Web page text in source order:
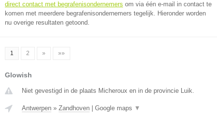
direct contact met begrafenisondernemers om via één e-mail in contact te
komen met meerdere begrafenisondernemers tegelijk. Hieronder worden
nu overige resultaten getoond.
1 2 » »»
Glowish
Niet gevestigd in de plaats Micheroux en in de provincie Luik.
Antwerpen » Zandhoven Google maps ▼